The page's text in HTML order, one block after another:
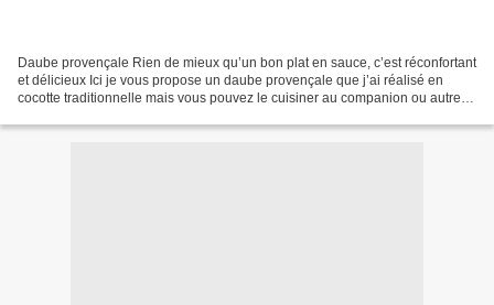
Daube provençale Rien de mieux qu’un bon plat en sauce, c’est réconfortant
et délicieux Ici je vous propose un daube provençale que j’ai réalisé en
cocotte traditionnelle mais vous pouvez le cuisiner au companion ou autre